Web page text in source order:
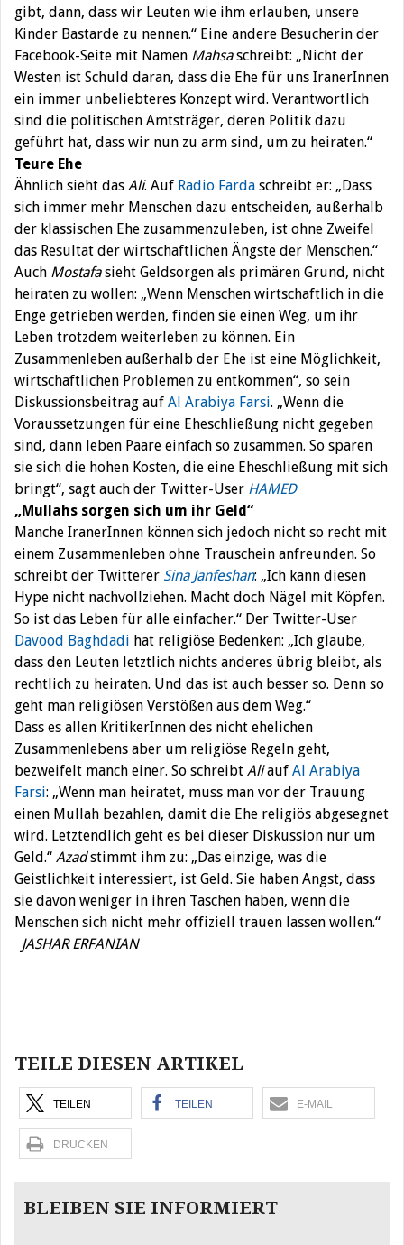
gibt, dann, dass wir Leuten wie ihm erlauben, unsere
Kinder Bastarde zu nennen.“ Eine andere Besucherin der
Facebook-Seite mit Namen Mahsaschreibt: „Nicht der
Westen ist Schuld daran, dass die Ehe für uns IranerInnen
ein immer unbeliebteres Konzept wird. Verantwortlich
sind die politischen Amtsträger, deren Politik dazu
geführt hat, dass wir nun zu arm sind, um zu heiraten.“
Teure Ehe
Ähnlich sieht das Ali. Auf Radio Farda schreibt er: „Dass
sich immer mehr Menschen dazu entscheiden, außerhalb
der klassischen Ehe zusammenzuleben, ist ohne Zweifel
das Resultat der wirtschaftlichen Ängste der Menschen.“
Auch Mostafasieht Geldsorgen als primären Grund, nicht
heiraten zu wollen: „Wenn Menschen wirtschaftlich in die
Enge getrieben werden, finden sie einen Weg, um ihr
Leben trotzdem weiterleben zu können. Ein
Zusammenleben außerhalb der Ehe ist eine Möglichkeit,
wirtschaftlichen Problemen zu entkommen“, so sein
Diskussionsbeitrag auf Al Arabiya Farsi. „Wenn die
Voraussetzungen für eine Eheschließung nicht gegeben
sind, dann leben Paare einfach so zusammen. So sparen
sie sich die hohen Kosten, die eine Eheschließung mit sich
bringt“, sagt auch der Twitter-User HAMED
„Mullahs sorgen sich um ihr Geld“
Manche IranerInnen können sich jedoch nicht so recht mit
einem Zusammenleben ohne Trauschein anfreunden. So
schreibt der Twitterer Sina Janfeshan: „Ich kann diesen
Hype nicht nachvollziehen. Macht doch Nägel mit Köpfen.
So ist das Leben für alle einfacher.“ Der Twitter-User
Davood Baghdadi hat religiöse Bedenken: „Ich glaube,
dass den Leuten letztlich nichts anderes übrig bleibt, als
rechtlich zu heiraten. Und das ist auch besser so. Denn so
geht man religiösen Verstößen aus dem Weg.“
Dass es allen KritikerInnen des nicht ehelichen
Zusammenlebens aber um religiöse Regeln geht,
bezweifelt manch einer. So schreibt Aliauf Al Arabiya
Farsi: „Wenn man heiratet, muss man vor der Trauung
einen Mullah bezahlen, damit die Ehe religiös abgesegnet
wird. Letztendlich geht es bei dieser Diskussion nur um
Geld.“ Azadstimmt ihm zu: „Das einzige, was die
Geistlichkeit interessiert, ist Geld. Sie haben Angst, dass
sie davon weniger in ihren Taschen haben, wenn die
Menschen sich nicht mehr offiziell trauen lassen wollen.“
JASHAR ERFANIAN
TEILE DIESEN ARTIKEL
TEILEN TEILEN E-MAIL
DRUCKEN
BLEIBEN SIE INFORMIERT